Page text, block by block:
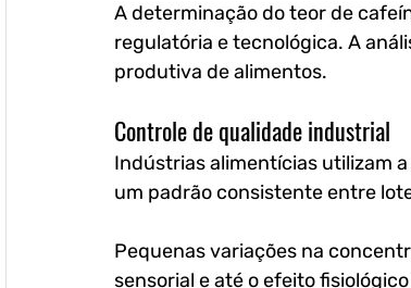
A determinação do teor de
regulatória e tecnológica. A
produtiva de alimentos.
Controle de qualidade industrial
Indústrias alimentícias utilizam
um padrão consistente entre
Pequenas variações na
sensorial e até o efeito